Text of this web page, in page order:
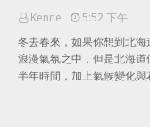
Kenne
5:52 下午
冬去春來，如果你想到北
浪漫氣氛之中，但是北海
半年時間，加上氣候變化